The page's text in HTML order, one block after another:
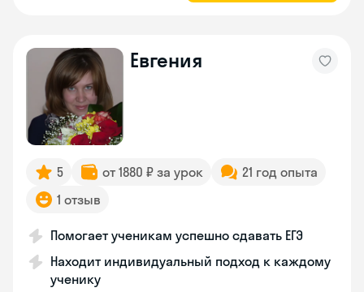
Евгения
5 от 1880 ₽ за урок
21 год опыта
1 отзыв
Помогает ученикам успешно сдавать ЕГЭ
Находит индивидуальный подход к каждому
ученику